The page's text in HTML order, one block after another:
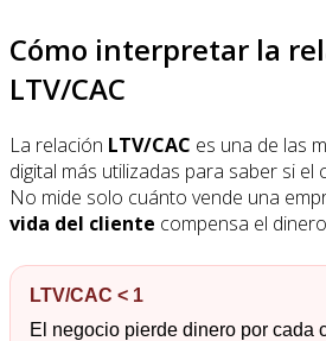
Cómo interpretar la
LTV/CAC
La relación LTV/CAC es una de las
digital más utilizadas para saber si el
No mide solo cuánto vende una
vida del cliente compensa el
LTV/CAC < 1
El negocio pierde dinero por cada